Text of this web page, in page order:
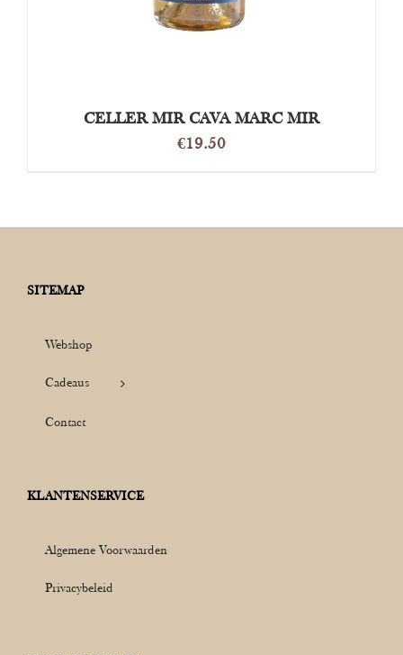
CELLER MIR CAVA MARC MIR
€19.50
SITEMAP
Webshop
Cadeaus
Contact
KLANTENSERVICE
Algemene Voorwaarden
Privacybeleid